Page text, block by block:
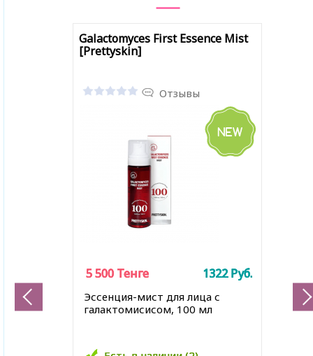
Galactomyces First Essence Mist
[Prettyskin]
Отзывы
Эссенция-мист для лица с
галактомисисом, 100 мл
5 500 Тенге 1322Руб.
5 500 Тенге 1322Руб.
5 500 Тенге 1322Руб.